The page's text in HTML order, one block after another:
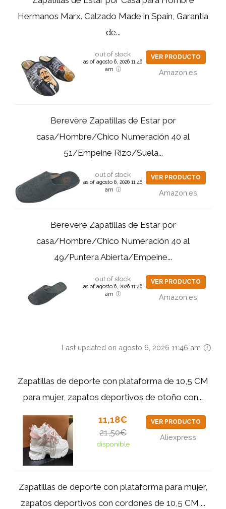
Hermanos Marx. Calzado Made in Spain, Garantia
de...
out of stock
as of agosto 6, 2026 11:46
am
VER PRODUCTO
Amazon.es
Berevëre Zapatillas de Estar por
casa/Hombre/Chico Numeración 40 al
51/Empeine Rizo/Suela...
out of stock
as of agosto 6, 2026 11:46
am
VER PRODUCTO
Amazon.es
Berevëre Zapatillas de Estar por
casa/Hombre/Chico Numeración 40 al
49/Puntera Abierta/Empeine...
out of stock
as of agosto 6, 2026 11:46
am
VER PRODUCTO
Amazon.es
Last updated on agosto 6, 2026 11:46 am
Zapatillas de deporte con plataforma de 10,5 CM
para mujer, zapatos deportivos de otoño con...
11,18€
21,50€
disponible
VER PRODUCTO
Aliexpress
Zapatillas de deporte con plataforma para mujer,
zapatos deportivos con cordones de 10,5 CM,...